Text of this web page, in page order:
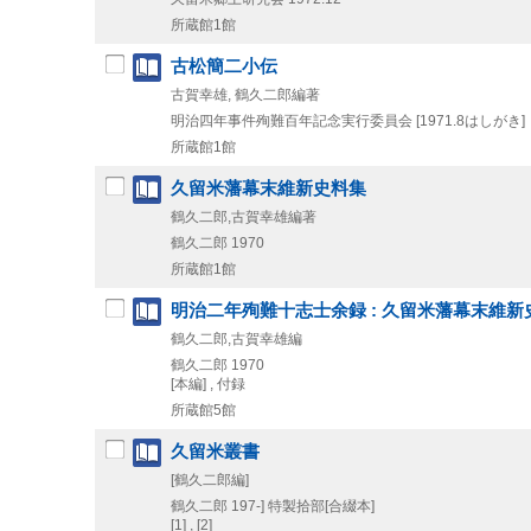
所蔵館1館
古松簡二小伝
古賀幸雄, 鶴久二郎編著
明治四年事件殉難百年記念実行委員会 [1971.8はしがき]
所蔵館1館
久留米藩幕末維新史料集
鶴久二郎,古賀幸雄編著
鶴久二郎 1970
所蔵館1館
明治二年殉難十志士余録 : 久留米藩幕末維新
鶴久二郎,古賀幸雄編
鶴久二郎 1970
[本編] , 付録
所蔵館5館
久留米叢書
[鶴久二郎編]
鶴久二郎 197-] 特製拾部[合綴本]
[1] , [2]